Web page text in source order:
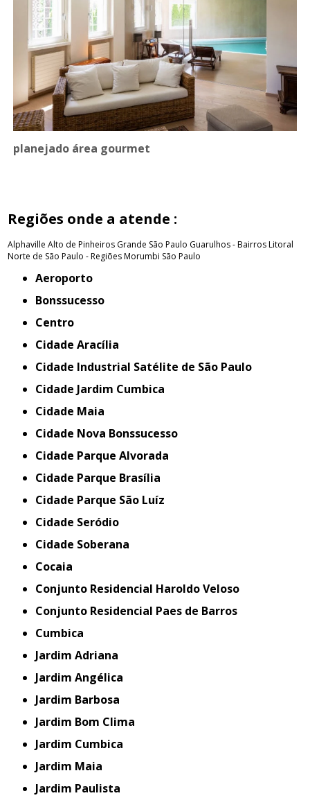
planejado área gourmet
Regiões onde a atende :
Alphaville Alto de Pinheiros Grande São Paulo Guarulhos - BairrosLitoral
Norte de São Paulo - RegiõesMorumbi São Paulo
Aeroporto
Bonssucesso
Centro
Cidade Aracília
Cidade Industrial Satélite de São Paulo
Cidade Jardim Cumbica
Cidade Maia
Cidade Nova Bonssucesso
Cidade Parque Alvorada
Cidade Parque Brasília
Cidade Parque São Luíz
Cidade Seródio
Cidade Soberana
Cocaia
Conjunto Residencial Haroldo Veloso
Conjunto Residencial Paes de Barros
Cumbica
Jardim Adriana
Jardim Angélica
Jardim Barbosa
Jardim Bom Clima
Jardim Cumbica
Jardim Maia
Jardim Paulista